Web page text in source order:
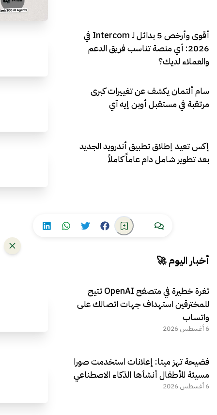
أقوى وأرخص 5 بدائل لـ Intercom في
2026: أي منصة تناسب فريق الدعم
والعملاء لديك؟
سام ألتمان يكشف عن تغييرات كبرى
مرتقبة في مستقبل أوبن إيه آي
إكس تعيد إطلاق تطبيق أندرويد الجديد
بعد تطوير شامل دام عاماً كاملاً
أخبار اليوم 🚀
ثغرة خطيرة في متصفح OpenAI تتيح
للمخترقين استهداف جهات اتصالك على
واتساب
6 أغسطس 2026
فضيحة تهز ميتا: إعلانات استخدمت صورا
مسيئة للأطفال أنشأها الذكاء الاصطناعي
6 أغسطس 2026